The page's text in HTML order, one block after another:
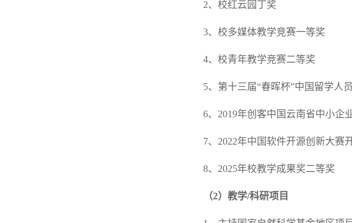
2、校红云园丁奖
3、校多媒体教学竞赛一等奖
4、校青年教学竞赛二等奖
5、第十三届“春晖杯”中国留学人
6、2019年创客中国云南省中小企
7、2022年中国软件开源创新大赛
8、2025年校教学成果奖二等奖
（2）教学/科研项目